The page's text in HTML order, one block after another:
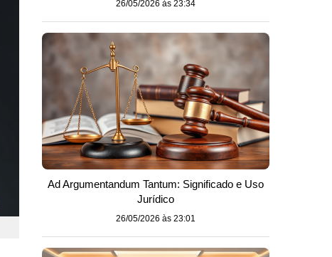
26/05/2026 às 23:34
Ad Argumentandum Tantum: Significado e Uso
Jurídico
26/05/2026 às 23:01